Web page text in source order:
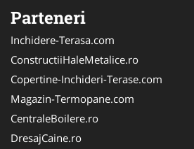
Parteneri
Inchidere-Terasa.com
ConstructiiHaleMetalice.ro
Copertine-Inchideri-Terase.com
Magazin-Termopane.com
CentraleBoilere.ro
DresajCaine.ro